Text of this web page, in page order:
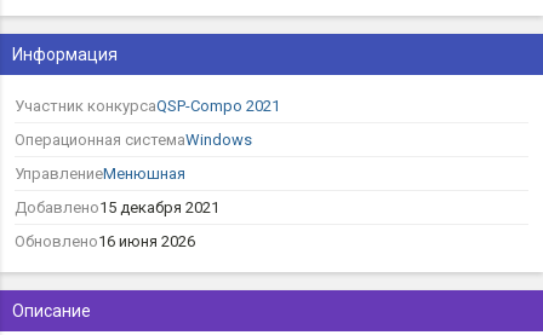
Описание
Информация
Участник конкурсаQSP-Compo 2021
Операционная системаWindows
УправлениеМенюшная
Добавлено15 декабря 2021
Обновлено16 июня 2026